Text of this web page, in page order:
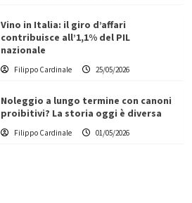
Vino in Italia: il giro d’affari
contribuisce all’1,1% del PIL
nazionale
Filippo Cardinale 25/05/2026
Noleggio a lungo termine con canoni
proibitivi? La storia oggi è diversa
Filippo Cardinale 01/05/2026